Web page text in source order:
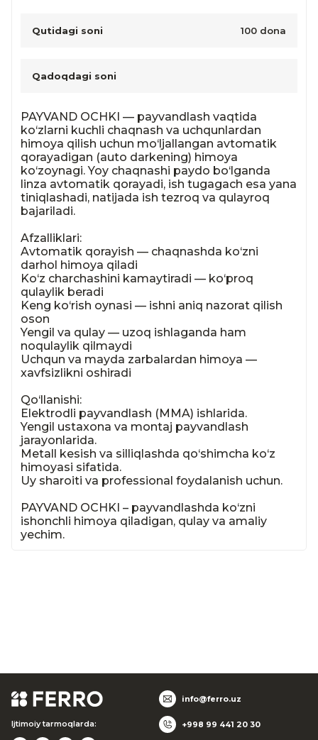
Qutidagi soni 100 dona
Qadoqdagi soni
PAYVAND OCHKI — payvandlash vaqtida
ko‘zlarni kuchli chaqnash va uchqunlardan
himoya qilish uchun mo‘ljallangan avtomatik
qorayadigan (auto darkening) himoya
ko‘zoynagi. Yoy chaqnashi paydo bo‘lganda
linza avtomatik qorayadi, ish tugagach esa yana
tiniqlashadi, natijada ish tezroq va qulayroq
bajariladi.
Afzalliklari:
Avtomatik qorayish — chaqnashda ko‘zni
darhol himoya qiladi
Ko‘z charchashini kamaytiradi — ko‘proq
qulaylik beradi
Keng ko‘rish oynasi — ishni aniq nazorat qilish
oson
Yengil va qulay — uzoq ishlaganda ham
noqulaylik qilmaydi
Uchqun va mayda zarbalardan himoya —
xavfsizlikni oshiradi
Qo‘llanishi:
Elektrodli payvandlash (MMA) ishlarida.
Yengil ustaxona va montaj payvandlash
jarayonlarida.
Metall kesish va silliqlashda qo‘shimcha ko‘z
himoyasi sifatida.
Uy sharoiti va professional foydalanish uchun.
PAYVAND OCHKI – payvandlashda ko‘zni
ishonchli himoya qiladigan, qulay va amaliy
yechim.
Ijtimoiy tarmoqlarda:
info@ferro.uz
+998 99 441 20 30